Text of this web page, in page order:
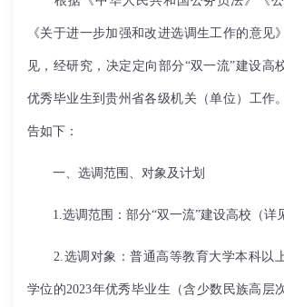
《关于进一步加强和改进选调生工作的意见
见，经研究，决定定向部分“双一流”建设高
优秀毕业生到贵州省各级机关（单位）工作
告如下：
一、选调范围、对象及计划
1.选调范围：部分“双一流”建设高校（详
2.选调对象：普通高等教育大学本科以
学位的2023年优秀毕业生（含少数民族高层